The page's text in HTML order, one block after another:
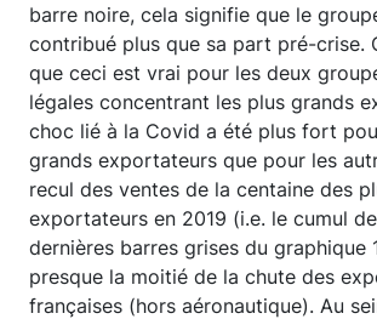
barre noire, cela signifie que le
contribué plus que sa part pré-crise.
que ceci est vrai pour les deux
légales concentrant les plus grands
choc lié à la Covid a été plus fort
grands exportateurs que pour les
recul des ventes de la centaine des
exportateurs en 2019 (i.e. le cumul
dernières barres grises du graphique
presque la moitié de la chute des
françaises (hors aéronautique). Au